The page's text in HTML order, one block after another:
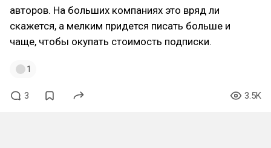
авторов. На больших компаниях это вряд ли
скажется, а мелким придется писать больше и
чаще, чтобы окупать стоимость подписки.
1
3 3.5K